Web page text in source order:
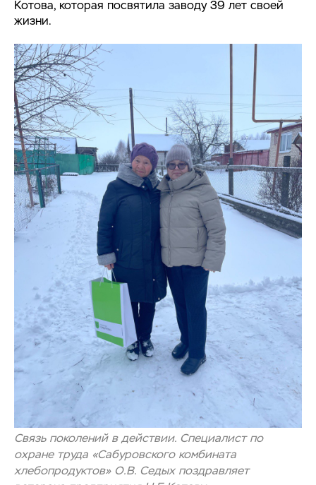
Котова, которая посвятила заводу 39 лет своей
жизни.
Связь поколений в действии. Специалист по
охране труда «Сабуровского комбината
хлебопродуктов» О.В. Седых поздравляет